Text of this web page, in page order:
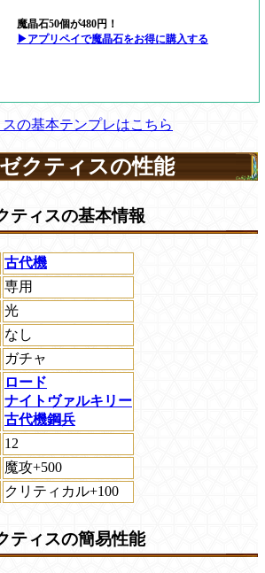
魔晶石50個が480円！
▶アプリペイで魔晶石をお得に購入する
の基本テンプレはこちら
クティスの性能
ティスの基本情報
古代機
専用
光
なし
ガチャ
ロード
ナイトヴァルキリー
古代機鋼兵
12
魔攻+500
クリティカル+100
ティスの簡易性能